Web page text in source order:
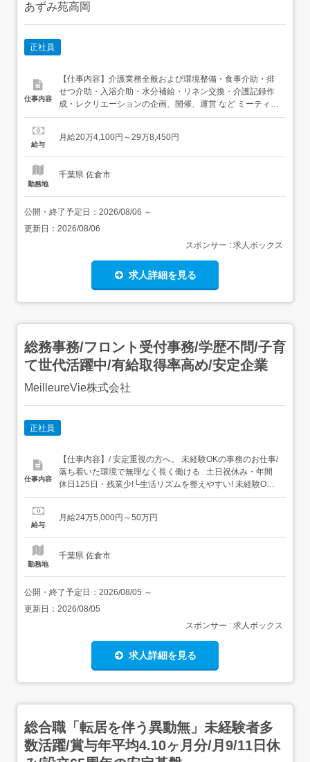
あずみ苑高岡
正社員
仕事内容
【仕事内容】介護業務全般および環境整備・食事介助・排
せつ介助・入浴介助・水分補給・リネン交換・介護記録作
成・レクリエーションの企画、開催、運営 など ミーティン
グや意見交換などの場あり。 従事すべき業務の変更の範囲
ど)への配置転換・昇格の可能性あり。 就業場所の変更の
給与
月給20万4,100円～29万8,450円
勤務地
千葉県 佐倉市
公開・終了予定日： 2026/08/06 ～
更新日： 2026/08/06
スポンサー : 求人ボックス
求人詳細を見る
総務事務/フロント受付事務/学歴不問/子育
て世代活躍中/有給取得率高め/安定企業
MeilleureVie株式会社
正社員
仕事内容
【仕事内容】/ 安定重視の方へ。 未経験OKの事務のお仕事/
落ち着いた環境で無理なく長く働ける . 土日祝休み・年間
休日125日・残業少!└生活リズムを整えやすい! 未経験OK!
自信をもってスタート └研修やeラーニングで基礎から学
給 自分らしく働ける!└髪型・ネイル自由 . この仕事に...
給与
月給24万5,000円～50万円
勤務地
千葉県 佐倉市
公開・終了予定日： 2026/08/05 ～
更新日： 2026/08/05
スポンサー : 求人ボックス
求人詳細を見る
総合職「転居を伴う異動無」未経験者多
数活躍/賞与年平均4.10ヶ月分/月9/11日休